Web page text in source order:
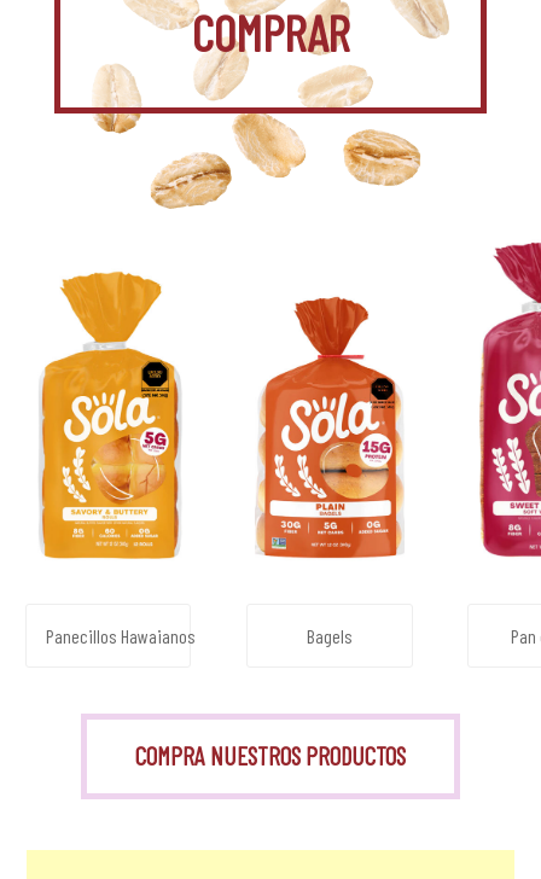
COMPRAR
Panecillos Hawaianos Bagels Pan
COMPRA NUESTROS PRODUCTOS